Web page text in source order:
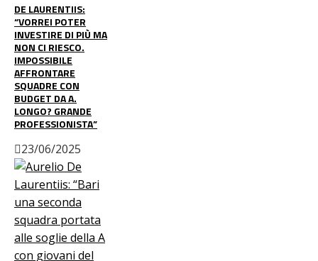
DE LAURENTIIS:
“VORREI POTER
INVESTIRE DI PIÙ MA
NON CI RIESCO.
IMPOSSIBILE
AFFRONTARE
SQUADRE CON
BUDGET DA A.
LONGO? GRANDE
PROFESSIONISTA”
23/06/2025